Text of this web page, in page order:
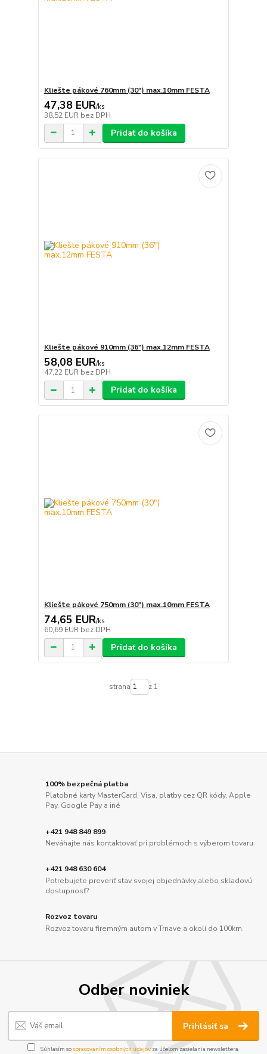
Kliešte pákové 760mm (30") max.10mm FESTA
47,38 EUR/ks
38,52 EUR bez DPH
Pridať do košíka
Kliešte pákové 910mm (36") max.12mm FESTA
58,08 EUR/ks
47,22 EUR bez DPH
Pridať do košíka
Kliešte pákové 750mm (30") max.10mm FESTA
74,65 EUR/ks
60,69 EUR bez DPH
Pridať do košíka
strana z 1
100% bezpečná platba
Platobné karty MasterCard, Visa, platby cez QR kódy, Apple
Pay, Google Pay a iné
+421 948 849 899
Neváhajte nás kontaktovať pri problémoch s výberom tovaru
+421 948 630 604
Potrebujete preveriť stav svojej objednávky alebo skladovú
dostupnosť?
Rozvoz tovaru
Rozvoz tovaru firemným autom v Trnave a okolí do 100km.
Odber noviniek
Prihlásiť sa
Súhlasím sospracovaním osobných údajov za účelom zasielania newslettera.